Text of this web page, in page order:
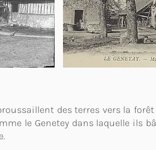
des terres vers la
le Genetey dans laquelle ils